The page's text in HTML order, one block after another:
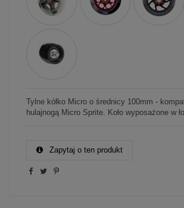
Tylne kółko Micro o średnicy 100mm -
hulajnogą Micro Sprite. Koło wyposażone w
Zapytaj o ten produkt